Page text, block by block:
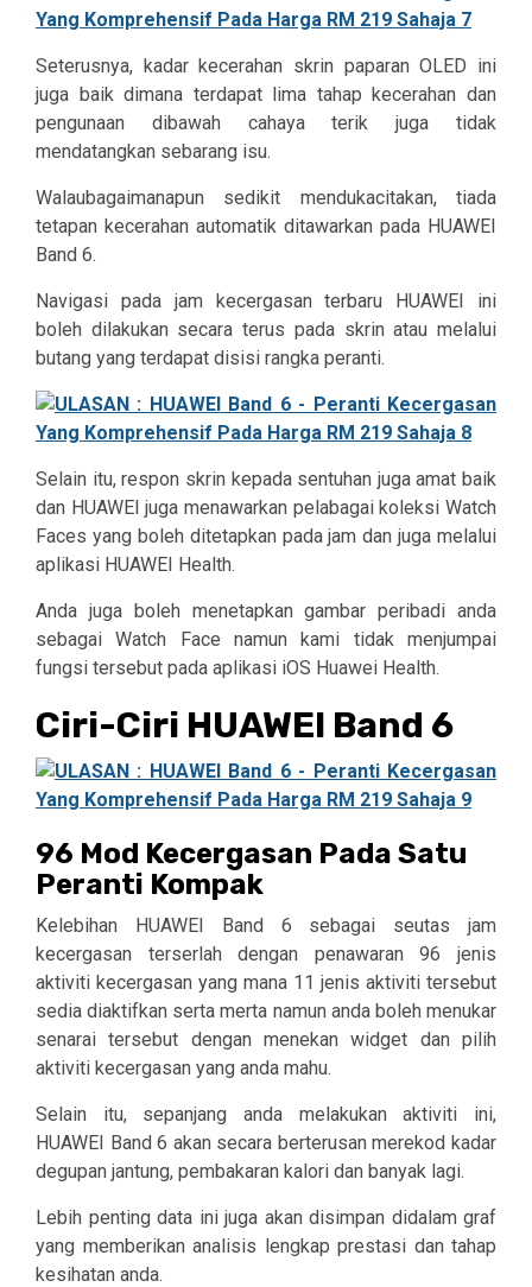
Seterusnya, kadar kecerahan skrin paparan OLED ini
juga baik dimana terdapat lima tahap kecerahan dan
pengunaan dibawah cahaya terik juga tidak
mendatangkan sebarang isu.
Walaubagaimanapun sedikit mendukacitakan, tiada
tetapan kecerahan automatik ditawarkan pada HUAWEI
Band 6.
Navigasi pada jam kecergasan terbaru HUAWEI ini
boleh dilakukan secara terus pada skrin atau melalui
butang yang terdapat disisi rangka peranti.
Selain itu, respon skrin kepada sentuhan juga amat baik
dan HUAWEI juga menawarkan pelabagai koleksi Watch
Faces yang boleh ditetapkan pada jam dan juga melalui
aplikasi HUAWEI Health.
Anda juga boleh menetapkan gambar peribadi anda
sebagai Watch Face namun kami tidak menjumpai
fungsi tersebut pada aplikasi iOS Huawei Health.
Ciri-Ciri HUAWEI Band 6
96 Mod Kecergasan Pada Satu
Peranti Kompak
Kelebihan HUAWEI Band 6 sebagai seutas jam
kecergasan terserlah dengan penawaran 96 jenis
aktiviti kecergasan yang mana 11 jenis aktiviti tersebut
sedia diaktifkan serta merta namun anda boleh menukar
senarai tersebut dengan menekan widget dan pilih
aktiviti kecergasan yang anda mahu.
Selain itu, sepanjang anda melakukan aktiviti ini,
HUAWEI Band 6 akan secara berterusan merekod kadar
degupan jantung, pembakaran kalori dan banyak lagi.
Lebih penting data ini juga akan disimpan didalam graf
yang memberikan analisis lengkap prestasi dan tahap
kesihatan anda.